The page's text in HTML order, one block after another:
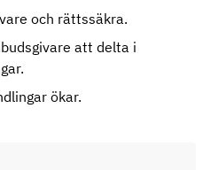
och rättssäkra.
att delta i
ökar.